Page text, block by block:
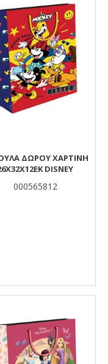
ΔΩΡΟΥ ΧΑΡΤΙΝΗ
DISNEY
000565812